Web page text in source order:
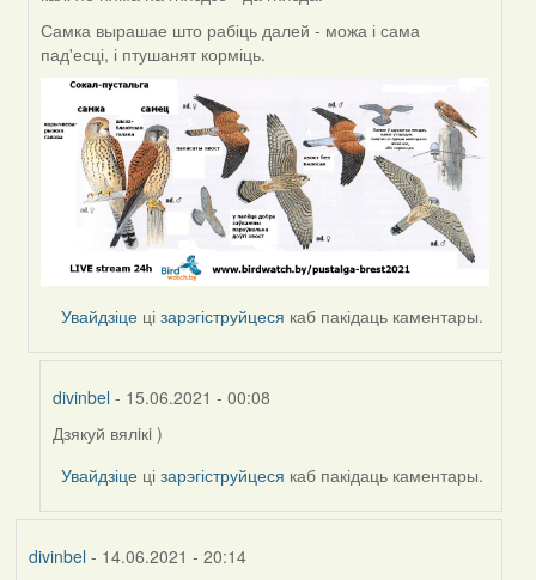
Самка вырашае што рабіць далей - можа і сама
пад'есці, і птушанят корміць.
Увайдзіце цізарэгіструйцеся каб пакідаць каментары.
divinbel - 15.06.2021 - 00:08
In
reply
by
Дзякуй вялiкi )
Увайдзіце цізарэгіструйцеся каб пакідаць каментары.
divinbel - 14.06.2021 - 20:14